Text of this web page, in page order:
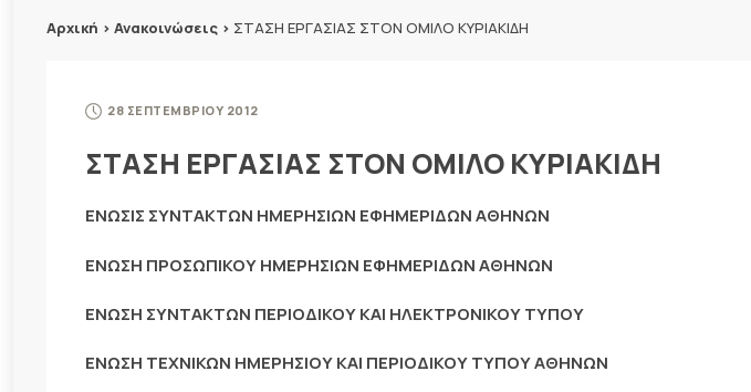
Αρχική > Ανακοινώσεις > ΣΤΑΣΗ ΕΡΓΑΣΙΑΣ ΣΤΟΝ ΟΜΙΛΟ ΚΥΡΙΑΚΙΔΗ
28 ΣΕΠΤΕΜΒΡΙΟΥ 2012
ΣΤΑΣΗ ΕΡΓΑΣΙΑΣ ΣΤΟΝ ΟΜΙΛΟ ΚΥΡΙΑΚΙΔΗ
ΕΝΩΣΙΣ ΣΥΝΤΑΚΤΩΝ ΗΜΕΡΗΣΙΩΝ ΕΦΗΜΕΡΙΔΩΝ ΑΘΗΝΩΝ
ΕΝΩΣΗ ΠΡΟΣΩΠΙΚΟΥ ΗΜΕΡΗΣΙΩΝ ΕΦΗΜΕΡΙΔΩΝ ΑΘΗΝΩΝ
ΕΝΩΣΗ ΣΥΝΤΑΚΤΩΝ ΠΕΡΙΟΔΙΚΟΥ ΚΑΙ ΗΛΕΚΤΡΟΝΙΚΟΥ ΤΥΠΟΥ
ΕΝΩΣΗ ΤΕΧΝΙΚΩΝ ΗΜΕΡΗΣΙΟΥ KAI ΠΕΡΙΟΔΙΚΟΥ ΤΥΠΟΥ ΑΘΗΝΩΝ